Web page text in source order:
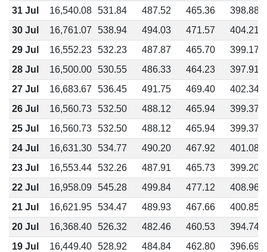
31 Jul 16,540.08 531.84 487.52 465.36
398.88
30 Jul
16,761.07 538.94 494.03 471.57
404.21
29 Jul
16,552.23 532.23 487.87 465.70
399.17
28 Jul
16,500.00 530.55 486.33 464.23
397.91
27 Jul
16,683.67 536.45 491.75 469.40
402.34
26 Jul
16,560.73 532.50 488.12 465.94
399.37
25 Jul
16,560.73 532.50 488.12 465.94
399.37
24 Jul
16,631.30 534.77 490.20 467.92
401.08
23 Jul
16,553.44 532.26 487.91 465.73
399.20
22 Jul
16,958.09 545.28 499.84 477.12
408.96
21 Jul
16,621.95 534.47 489.93 467.66
400.85
20 Jul
16,368.40 526.32 482.46 460.53
394.74
19 Jul
16,449.40 528.92 484.84 462.80
396.69